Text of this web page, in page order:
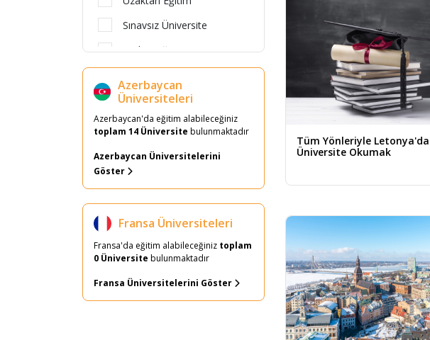
Sınavsız Üniversite
Türkçe Eğitim
Devlet Üniversitesi
İlk 1000’de Yer Alan
Üniversiteler
Hazırlık
Dil Okulu
İkinci Üniversite
Vakıf Üniversitesi
Azerbaycan
Üniversiteleri
Azerbaycan'da eğitim alabileceğiniz
toplam 14 Üniversite bulunmaktadır
Azerbaycan Üniversitelerini
Göster
Fransa Üniversiteleri
Fransa'da eğitim alabileceğiniz toplam
0 Üniversite bulunmaktadır
Fransa Üniversitelerini Göster
Tüm Yönleriyle Letonya'da
Üniversite Okumak